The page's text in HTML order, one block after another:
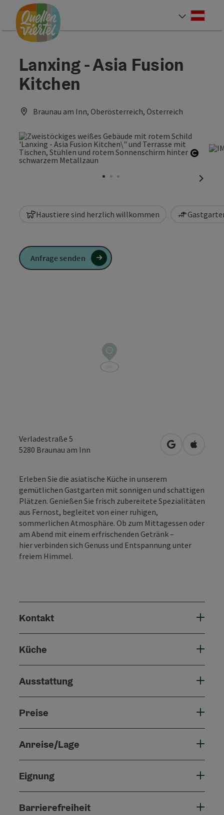
Zum Inhalt
Zur Navigation
Zum Seitenanfang
Lanxing - Asia Fusion
Kitchen
Braunau am Inn, Oberösterreich, Österreich
Haustiere sind herzlich willkommen
Verladestraße 5
5280 Braunau am Inn in Google
in
Erleben Sie die asiatische Küche in unserem
gemütlichen Gastgarten mit sonnigen und schattigen
Plätzen. Genießen Sie frisch zubereitete Spezialitäten
aus Fernost, begleitet von einer ruhigen,
sommerlichen Atmosphäre. Ob zum Mittagessen oder
am Abend mit einem erfrischenden Getränk –
hier verbinden sich Genuss und Entspannung unter
freiem Himmel.
Kontakt
Küche
Ausstattung
Preise
Anreise/Lage
Eignung
Barrierefreiheit
Anfrage senden